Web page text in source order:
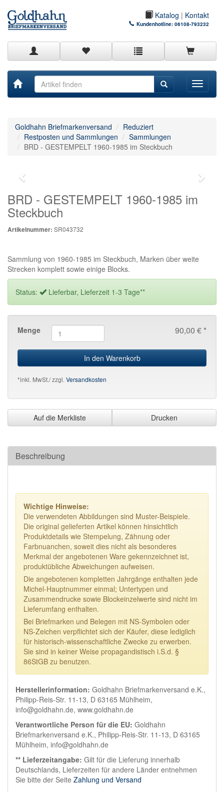
Katalog | Kontakt
Kundenhotline: 06108-793232
Toggle
Goldhahn Briefmarkenversand
Reduziert
Restposten und Sammlungen
Sammlungen
BRD - GESTEMPELT 1960-1985 im Steckbuch
BRD - GESTEMPELT 1960-1985 im
Steckbuch
Artikelnummer: SR043732
Sammlung von 1960-1985 im Steckbuch, Marken über weite
Strecken komplett sowie einige Blocks.
Status: Lieferbar, Lieferzeit 1-3 Tage**
90,00 € *
Menge
In den Warenkorb
*inkl. MwSt./ zzgl.Versandkosten
Auf die Merkliste Drucken
Beschreibung
Wichtige Hinweise:
Die verwendeten Abbildungen sind Muster-Beispiele.
Die original gelieferten Artikel können hinsichtlich
Produktdetails wie Stempelung, Zähnung oder
Farbnuanchen, soweit dies nicht als besonderes
Merkmal der angebotenen Ware gekennzeichnet ist,
produktübliche Abweichungen aufweisen.
Die angebotenen kompletten Jahrgänge enthalten jede
Michel-Hauptnummer einmal; Untertypen und
Zusammendrucke sowie Blockeinzelwerte sind nicht im
Lieferumfang enthalten.
Bei Briefmarken und Belegen mit NS-Symbolen oder
NS-Zeichen verpflichtet sich der Käufer, diese lediglich
für historisch-wissenschaftliche Zwecke zu erwerben.
Sie sind in keiner Weise propagandistisch i.S.d. §
86StGB zu benutzen.
Herstellerinformation: Goldhahn Briefmarkenversand e.K.,
Philipp-Reis-Str. 11-13, D 63165 Mühlheim,
info@goldhahn.de, www.goldhahn.de
Verantwortliche Person für die EU: Goldhahn
Briefmarkenversand e.K., Philipp-Reis-Str. 11-13, D 63165
Mühlheim, info@goldhahn.de
** Lieferzeitangabe: Gilt für die Lieferung innerhalb
Deutschlands, Lieferzeiten für andere Länder entnehmen
Sie bitte der Seite Zahlung und Versand